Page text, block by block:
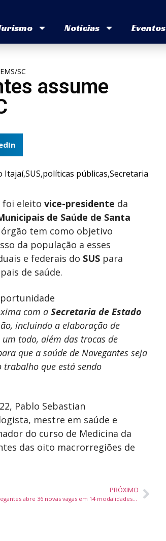
Notícias Eventos
SC
assume
foi eleito vice-presidente da
de Saúde de Santa
tem como objetivo
da população a esses
e federais do SUS para
de saúde.
com a Secretaria de Estado
incluindo a elaboração de
todo, além das trocas de
que a saúde de Navegantes seja
trabalho que está sendo
Pablo Sebastian
mestre em saúde e
do curso de Medicina da
das oito macrorregiões de
PRÓXIMO